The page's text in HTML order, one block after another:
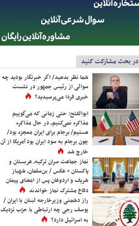
در بحث مشارکت کنید
شما نظر بدهید/ اگر خبرنگار بودید چه
سوالی از رئیس جمهور در نشست
خبری فردا می‌پرسیدید؟
ابوالفتح: حتی زمانی که می‌گوییم
مذاکره نمی‌کنیم، در حال مذاکره
هستیم/ برجام برای ایران معجزه بود/
چون برجام به سود ایران بود آمریکا از آن
خارج شد
نماز جماعت سران ترکیه، عربستان و
پاکستان + عکس / بن‌سلمان، شهباز
شریف و اردوغان پس از امضای پیمان
دفاع مشترک نماز خواندند
راز دشمنی وزیرخارجه لبنان با ایران /
یوسف رجی چه ارتباطی با حزب نزدیک
به اسرائیل دارد؟